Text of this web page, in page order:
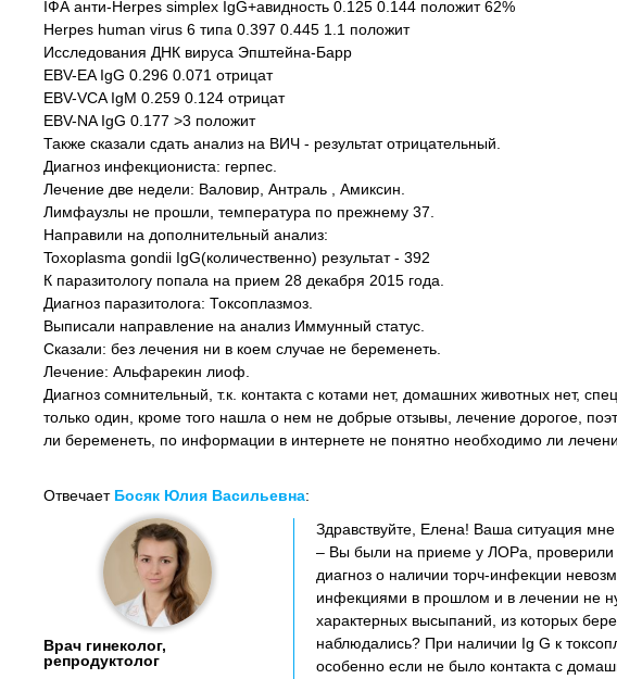
ІФА анти-Herpes simplex IgG+авидность 0.125 0.144 положит 62%
Herpes human virus 6 типа 0.397 0.445 1.1 положит
Исследования ДНК вируса Эпштейна-Барр
EBV-EA IgG 0.296 0.071 отрицат
EBV-VCA IgM 0.259 0.124 отрицат
EBV-NA IgG 0.177 >3 положит
Также сказали сдать анализ на ВИЧ - результат отрицательный.
Диагноз инфекциониста: герпес.
Лечение две недели: Валовир, Антраль , Амиксин.
Лимфаузлы не прошли, температура по прежнему 37.
Направили на дополнительный анализ:
Toxoplasma gondii IgG(количественно) результат - 392
К паразитологу попала на прием 28 декабря 2015 года.
Диагноз паразитолога: Токсоплазмоз.
Выписали направление на анализ Иммунный статус.
Сказали: без лечения ни в коем случае не беременеть.
Лечение: Альфарекин лиоф.
Диагноз сомнительный, т.к. контакта с котами нет, домашних животных нет,
только один, кроме того нашла о нем не добрые отзывы, лечение дорогое,
ли беременеть, по информации в интернете не понятно необходимо ли
Отвечает Босяк Юлия Васильевна:
Врач гинеколог,
репродуктолог
Здравствуйте, Елена! Ваша ситуация
– Вы были на приеме у ЛОРа, проверили
диагноз о наличии торч-инфекции
инфекциями в прошлом и в лечении не
характерных высыпаний, из которых
наблюдались? При наличии Ig G к
особенно если не было контакта с